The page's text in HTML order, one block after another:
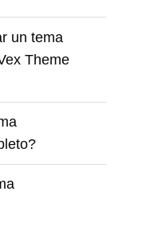
un tema
Theme